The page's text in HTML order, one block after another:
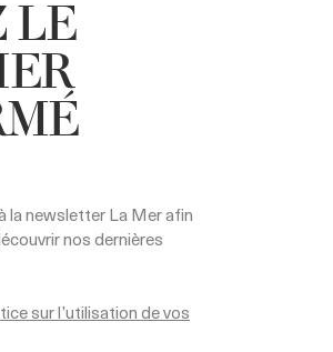
LE
la newsletter La Mer afin
nos dernières
sur l’utilisation de vos